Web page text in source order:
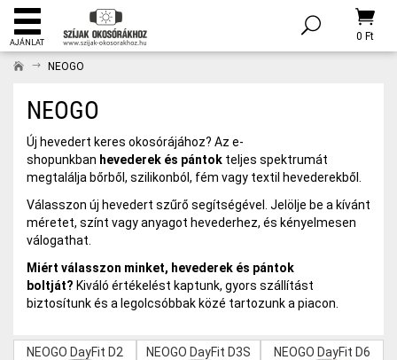
0 Ft
AJÁNLAT
NEOGO
NEOGO
Új hevedert keres okosórájához? Az e-
shopunkban hevederek és pántok teljes spektrumát
megtalálja bőrből, szilikonból, fém vagy textil hevederekből.
Válasszon új hevedert szűrő segítségével. Jelölje be a kívánt
méretet, színt vagy anyagot hevederhez, és kényelmesen
válogathat.
Miért válasszon minket, hevederek és pántok
boltját? Kiváló értékelést kaptunk, gyors szállítást
biztosítunk és a legolcsóbbak közé tartozunk a piacon.
NEOGO DayFit D2 NEOGO DayFit D3S NEOGO DayFit D6